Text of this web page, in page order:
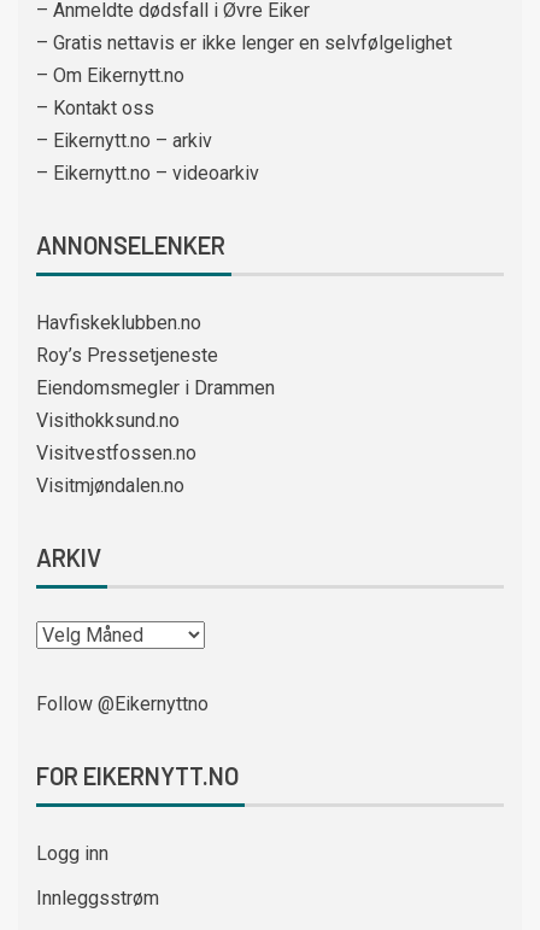
– Anmeldte dødsfall i Øvre Eiker
– Gratis nettavis er ikke lenger en selvfølgelighet
– Om Eikernytt.no
– Kontakt oss
– Eikernytt.no – arkiv
– Eikernytt.no – videoarkiv
ANNONSELENKER
Havfiskeklubben.no
Roy’s Pressetjeneste
Eiendomsmegler i Drammen
Visithokksund.no
Visitvestfossen.no
Visitmjøndalen.no
ARKIV
Follow @Eikernyttno
FOR EIKERNYTT.NO
Logg inn
Innleggsstrøm